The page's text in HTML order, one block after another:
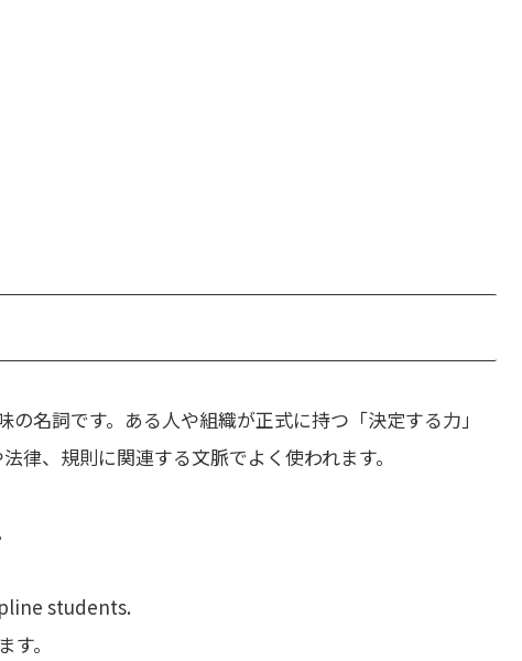
名詞です。ある人や組織が正式に持つ「決定する力」
律、規則に関連する文脈でよく使われます。
students.
。